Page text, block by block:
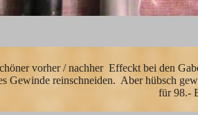
vorher / nachher Effeckt bei den
Gewinde reinschneiden. Aber hübsch
für 98.-